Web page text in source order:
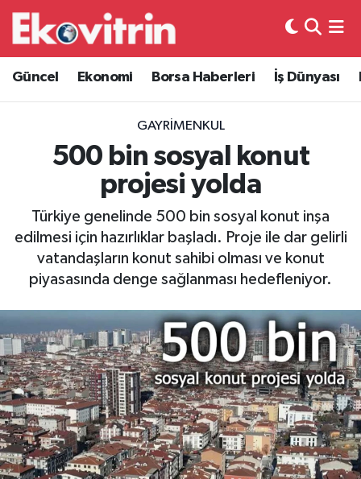
Güncel Ekonomi Borsa Haberleri İş Dünyası
GAYRIMENKUL
500 bin sosyal konut
projesi yolda
Türkiye genelinde 500 bin sosyal konut inşa
edilmesi için hazırlıklar başladı. Proje ile dar gelirli
vatandaşların konut sahibi olması ve konut
piyasasında denge sağlanması hedefleniyor.
Güncel
Ekonomi
Borsa Haberleri
İş Dünyası
Lojistik
Otovitrin
Asayiş
Magazin
Gayrimenkul
Spor
Eğitim
Hava Durumu
Trafik Durumu
Süper Lig Puan Durumu ve Fikstür
Tüm Manşetler
Son Dakika Haberleri
Haber Arşivi